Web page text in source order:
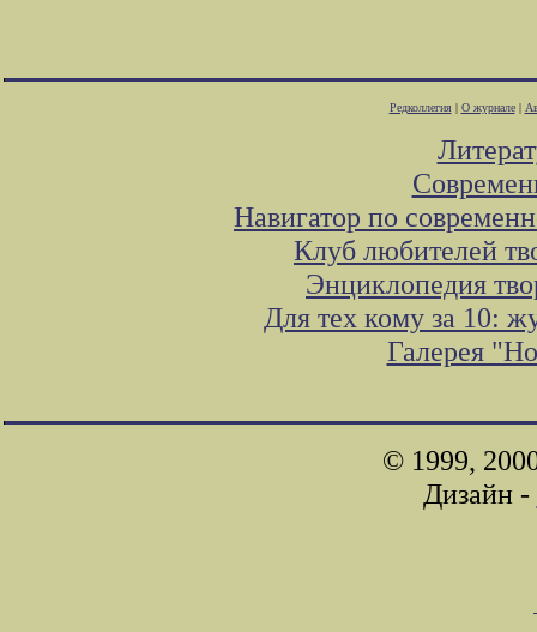
Редколлегия| О журнале|
Навигатор по
Клуб любителей
Энциклопедия
Для тех кому за 10:
Галерея
© 1999,
Дизайн -